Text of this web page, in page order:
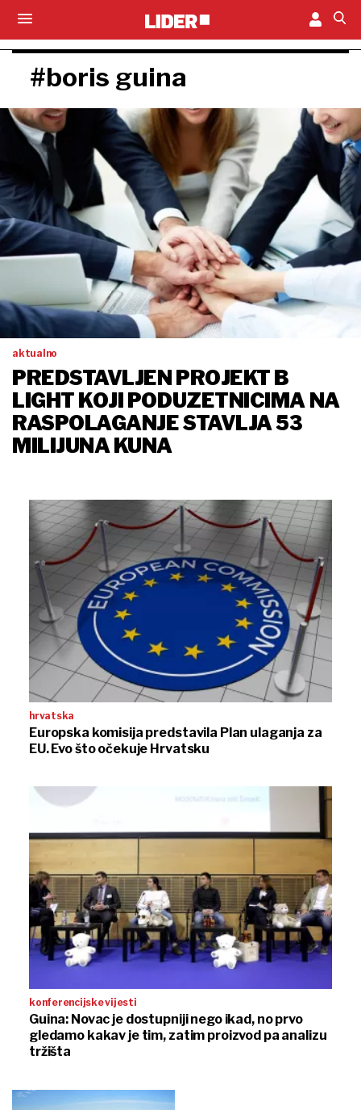
#boris guina
aktualno
PREDSTAVLJEN PROJEKT B
LIGHT KOJI PODUZETNICIMA NA
RASPOLAGANJE STAVLJA 53
MILIJUNA KUNA
hrvatska
Europska komisija predstavila Plan ulaganja za
EU. Evo što očekuje Hrvatsku
konferencijske vijesti
Guina: Novac je dostupniji nego ikad, no prvo
gledamo kakav je tim, zatim proizvod pa analizu
tržišta